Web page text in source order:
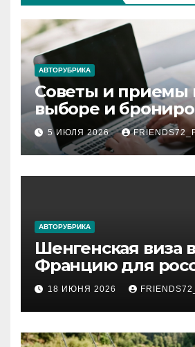
АВТОРУБРИКА
Советы и приемы
выборе и
авиабилетов
5 ИЮЛЯ 2026
АВТОРУБРИКА
Шенгенская виза
Францию для
2026 году: сроки
и список
документов
18 ИЮНЯ 2026